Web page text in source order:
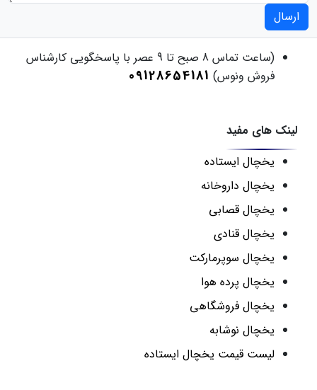
ارسال
(ساعت تماس 8 صبح تا 9 عصر با پاسخگویی کارشناس
فروش ونوس) 09128654181
لینک های مفید
یخچال ایستاده
یخچال داروخانه
یخچال قصابی
یخچال قنادی
یخچال سوپرمارکت
یخچال پرده هوا
یخچال فروشگاهی
یخچال نوشابه
لیست قیمت یخچال ایستاده